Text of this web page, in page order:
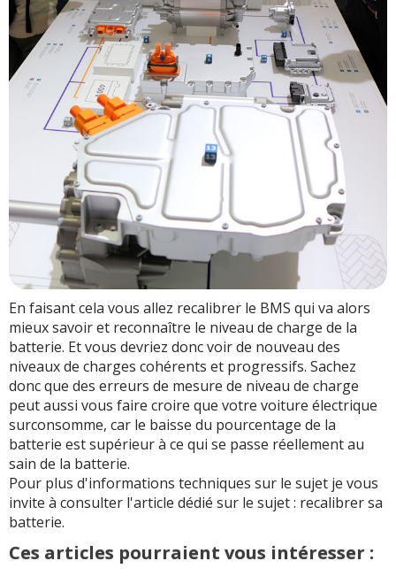
En faisant cela vous allez recalibrer le BMS qui va alors
mieux savoir et reconnaître le niveau de charge de la
batterie. Et vous devriez donc voir de nouveau des
niveaux de charges cohérents et progressifs. Sachez
donc que des erreurs de mesure de niveau de charge
peut aussi vous faire croire que votre voiture électrique
surconsomme, car le baisse du pourcentage de la
batterie est supérieur à ce qui se passe réellement au
sain de la batterie.
Pour plus d'informations techniques sur le sujet je vous
invite à consulter l'article dédié sur le sujet : recalibrer sa
batterie.
Ces articles pourraient vous intéresser :